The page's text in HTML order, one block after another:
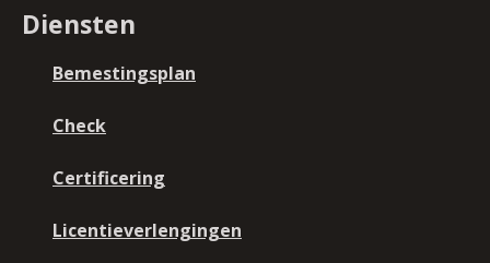
Diensten
Bemestingsplan
Check
Certificering
Licentieverlengingen